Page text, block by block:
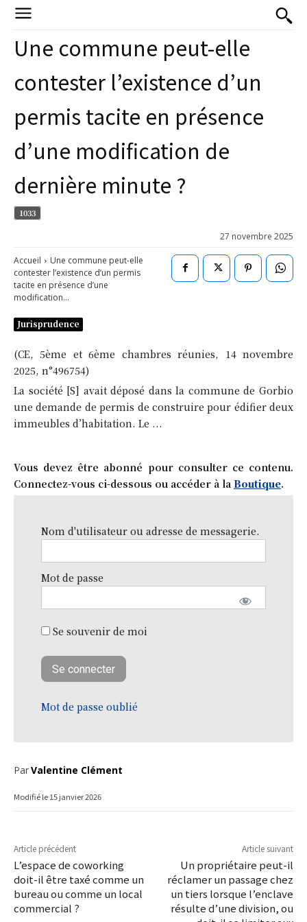
Une commune peut-elle
contester l’existence d’un
permis tacite en présence
d’une modification de
dernière minute ?
1033
27 novembre 2025
Accueil
Une commune peut-elle
contester l’existence d’un permis
tacite en présence d’une
modification...
Jurisprudence
(CE, 5ème et 6ème chambres réunies, 14 novembre
2025, n°496754)
La société [S] avait déposé dans la commune de Gorbio
une demande de permis de construire pour édifier deux
immeubles d’habitation. Le ...
Vous devez être abonné pour consulter ce contenu.
Connectez-vous ci-dessous ou accéder à la Boutique.
Nom d'utilisateur ou adresse de messagerie.
Mot de passe
Se souvenir de moi
Mot de passe oublié
ParValentine Clément
Modifié le15 janvier 2026
Article précédent
L’espace de coworking
doit-il être taxé comme un
bureau ou comme un local
commercial ?
Article suivant
Un propriétaire peut-il
réclamer un passage chez
un tiers lorsque l’enclave
résulte d’une division, ou